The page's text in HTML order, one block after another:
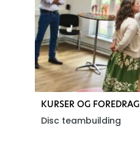
KURSER OG FOREDRAG
Disc teambuilding